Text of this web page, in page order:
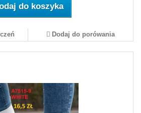
do koszyka
Dodaj do porówania